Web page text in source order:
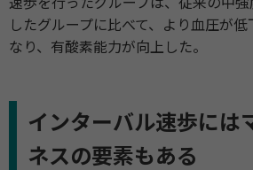
したグループに比べて、より血圧が低
なり、有酸素能力が向上した。
インターバル速歩には
ネスの要素もある